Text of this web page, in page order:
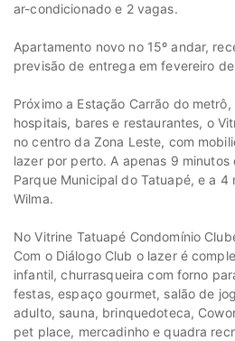
ar-condicionado e 2 vagas.
Apartamento novo no 15º andar,
previsão de entrega em fevereiro de
Próximo a Estação Carrão do
hospitais, bares e restaurantes, o
no centro da Zona Leste, com
lazer por perto. A apenas 9 minutos
Parque Municipal do Tatuapé, e a 4
Wilma.
No Vitrine Tatuapé Condomínio
Com o Diálogo Club o lazer é
infantil, churrasqueira com forno
festas, espaço gourmet, salão de
adulto, sauna, brinquedoteca,
pet place, mercadinho e quadra